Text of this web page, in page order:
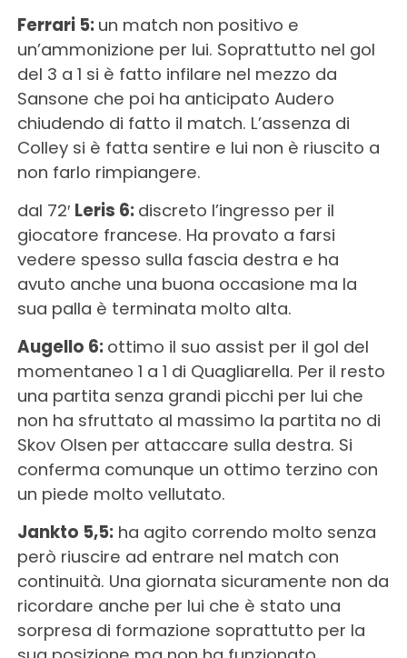
Ferrari 5: un match non positivo e
un’ammonizione per lui. Soprattutto nel gol
del 3 a 1 si è fatto infilare nel mezzo da
Sansone che poi ha anticipato Audero
chiudendo di fatto il match. L’assenza di
Colley si è fatta sentire e lui non è riuscito a
non farlo rimpiangere.
dal 72′ Leris 6: discreto l’ingresso per il
giocatore francese. Ha provato a farsi
vedere spesso sulla fascia destra e ha
avuto anche una buona occasione ma la
sua palla è terminata molto alta.
Augello 6: ottimo il suo assist per il gol del
momentaneo 1 a 1 di Quagliarella. Per il resto
una partita senza grandi picchi per lui che
non ha sfruttato al massimo la partita no di
Skov Olsen per attaccare sulla destra. Si
conferma comunque un ottimo terzino con
un piede molto vellutato.
Jankto 5,5:ha agito correndo molto senza
però riuscire ad entrare nel match con
continuità. Una giornata sicuramente non da
ricordare anche per lui che è stato una
sorpresa di formazione soprattutto per la